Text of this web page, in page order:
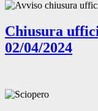
Chiusura
02/04/2024